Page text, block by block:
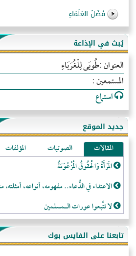
فَضْلُ العُلَمَاءِ
يُبث في الإذاعة
العنوان :طُوبَى لِلْغُرَبَاءِ
المستمعين :
استماع
جديد الموقع
المقالات الصوتيات
المؤلفات
المَرْأَةُ وَالْحُقُوقُ الْمَزْعُوَمَةُ
الاعتداء في الدُّعاء.. مفهومه، أنواعه،
لا تتَّبعوا عورات الـمسلمين
فقه النَّصيحة عند الصَّحابة الكرام رضي الله
لَا عِزَّةَ إِلَّا بِالإِسْلَامِ
تابعنا على الفايس بوك